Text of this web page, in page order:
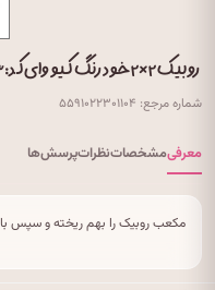
روبیک ۲×۲ خود رنگ کیو وای کد: EQY۷۶۳
شماره مرجع: ۵۵۹۱۰۲۲۳۰۱۱۰۴
معرفیمشخصاتنظراتپرسش‌ها
مکعب روبیک را بهم ریخته و سپس